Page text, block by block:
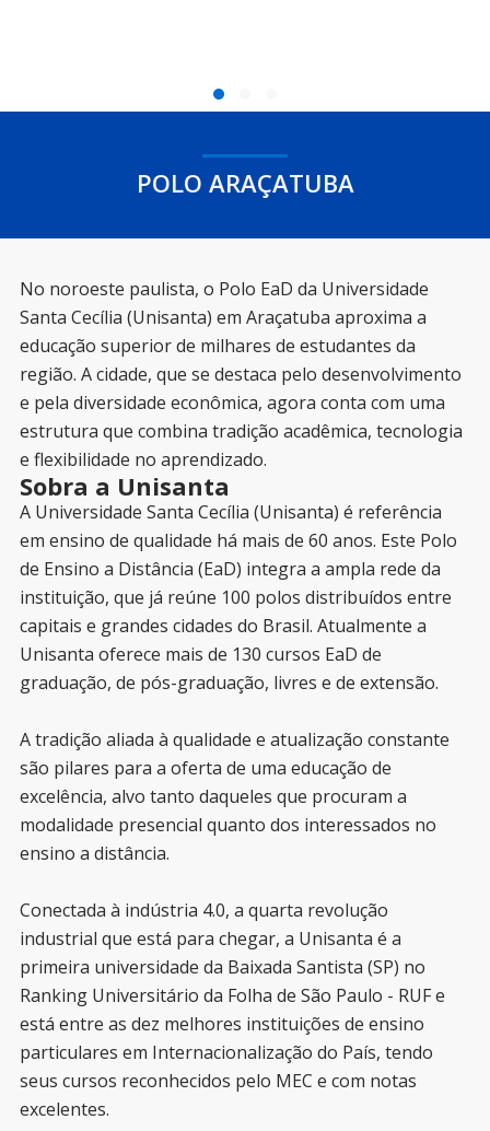
POLO ARAÇATUBA
No noroeste paulista, o Polo EaD da Universidade
Santa Cecília (Unisanta) em Araçatuba aproxima a
educação superior de milhares de estudantes da
região. A cidade, que se destaca pelo desenvolvimento
e pela diversidade econômica, agora conta com uma
estrutura que combina tradição acadêmica, tecnologia
e flexibilidade no aprendizado.
Sobra a Unisanta
A Universidade Santa Cecília (Unisanta) é referência
em ensino de qualidade há mais de 60 anos. Este Polo
de Ensino a Distância (EaD) integra a ampla rede da
instituição, que já reúne 100 polos distribuídos entre
capitais e grandes cidades do Brasil. Atualmente a
Unisanta oferece mais de 130 cursos EaD de
graduação, de pós-graduação, livres e de extensão.
A tradição aliada à qualidade e atualização constante
são pilares para a oferta de uma educação de
excelência, alvo tanto daqueles que procuram a
modalidade presencial quanto dos interessados no
ensino a distância.
Conectada à indústria 4.0, a quarta revolução
industrial que está para chegar, a Unisanta é a
primeira universidade da Baixada Santista (SP) no
Ranking Universitário da Folha de São Paulo - RUF e
está entre as dez melhores instituições de ensino
particulares em Internacionalização do País, tendo
seus cursos reconhecidos pelo MEC e com notas
excelentes.